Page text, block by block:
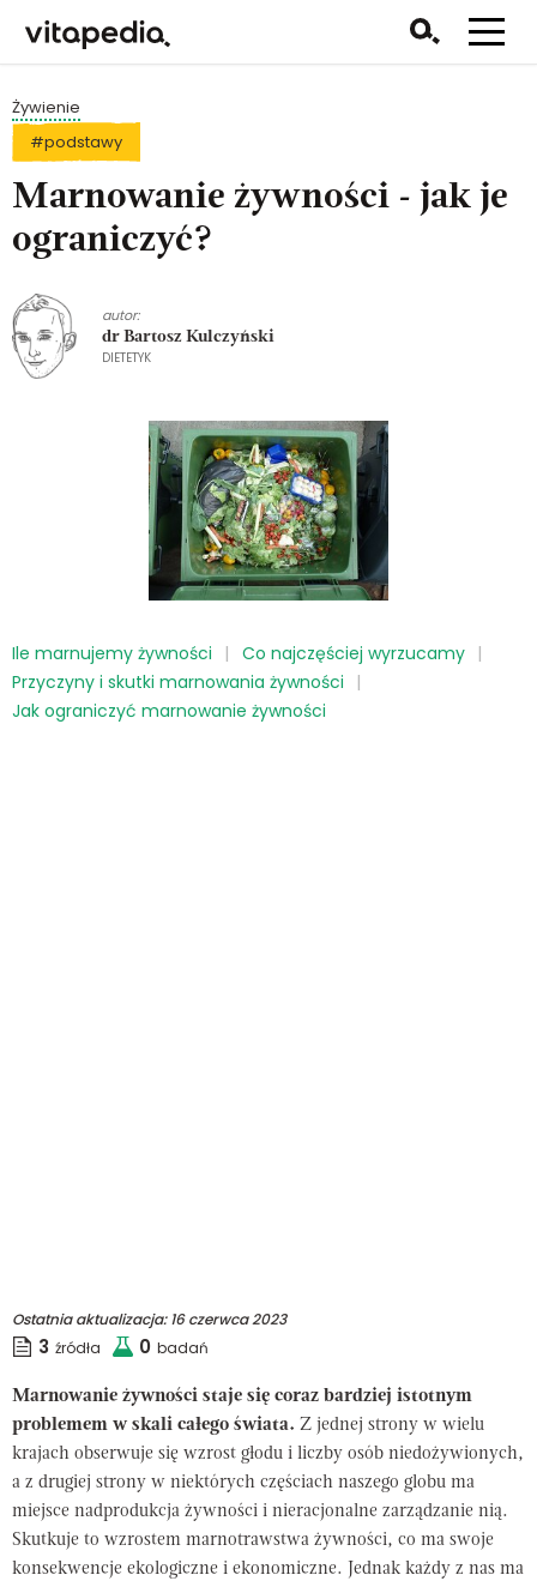
Żywienie
#podstawy
Marnowanie żywności - jak je
ograniczyć?
autor:
dr Bartosz Kulczyński
DIETETYK
Ile marnujemy żywności
Co najczęściej wyrzucamy
Przyczyny i skutki marnowania żywności
Jak ograniczyć marnowanie żywności
Ostatnia aktualizacja:16 czerwca 2023
3 źródła 0 badań
Marnowanie żywności staje się coraz bardziej istotnym
problemem w skali całego świata. Z jednej strony w wielu
krajach obserwuje się wzrost głodu i liczby osób niedożywionych,
a z drugiej strony w niektórych częściach naszego globu ma
miejsce nadprodukcja żywności i nieracjonalne zarządzanie nią.
Skutkuje to wzrostem marnotrawstwa żywności, co ma swoje
konsekwencje ekologiczne i ekonomiczne. Jednak każdy z nas ma